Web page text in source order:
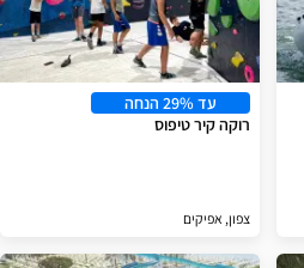
עד 29% הנחה
רוקה קיר טיפוס
צפון, אפיקים